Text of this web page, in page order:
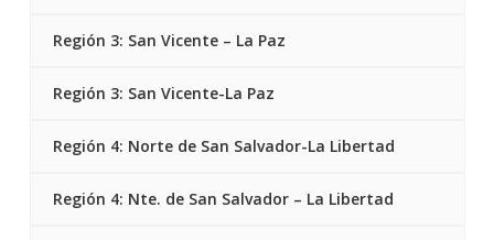
Región 3: San Vicente – La Paz
Región 3: San Vicente-La Paz
Región 4: Norte de San Salvador-La Libertad
Región 4: Nte. de San Salvador – La Libertad